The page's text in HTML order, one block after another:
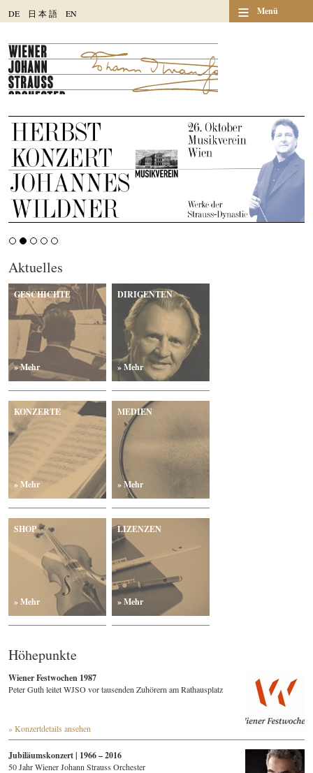
DE 日 本語 EN ≡ Menü
Aktuelles
GESCHICHTE
» Mehr
DIRIGENTEN
» Mehr
KONZERTE
» Mehr
MEDIEN
» Mehr
SHOP
» Mehr
LIZENZEN
» Mehr
Höhepunkte
Wiener Festwochen 1987
Peter Guth leitet WJSO vor tausenden Zuhörern am Rathausplatz
» Konzertdetails ansehen
Jubiläumskonzert | 1966 – 2016
50 Jahr Wiener Johann Strauss Orchester